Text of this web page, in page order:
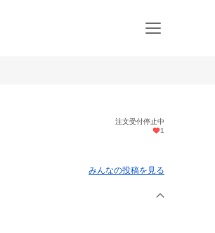
注文受付停止中
1
みんなの投稿を見る